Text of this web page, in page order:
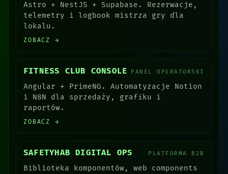
Astro + NestJS + Supabase. Rezerwacje,
telemetry i logbook mistrza gry dla
lokalu.
ZOBACZ →
FITNESS CLUB CONSOLE PANEL OPERATORSKI
Angular + PrimeNG. Automatyzacje Notion
i N8N dla sprzedaży, grafiku i
raportów.
ZOBACZ →
SAFETYHAB DIGITAL OPS PLATFORMA B2B
Biblioteka komponentów, web components